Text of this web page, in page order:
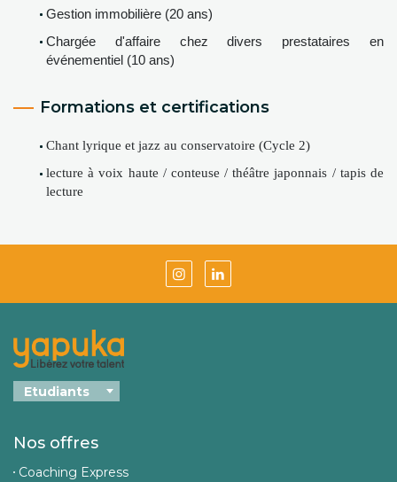
Gestion immobilière (20 ans)
Chargée d'affaire chez divers prestataires en
événementiel (10 ans)
Formations et certifications
Chant lyrique et jazz au conservatoire (Cycle 2)
lecture à voix haute / conteuse / théâtre japonnais / tapis de
lecture
Nos offres
Coaching Express